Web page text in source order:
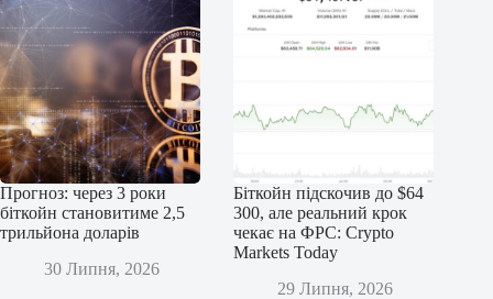
Прогноз: через 3 роки
біткойн становитиме 2,5
трильйона доларів
30 Липня, 2026
Біткойн підскочив до $64
300, але реальний крок
чекає на ФРС: Crypto
Markets Today
29 Липня, 2026